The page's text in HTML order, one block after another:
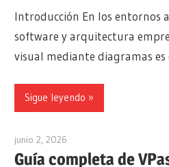
Introducción En los entornos
software y arquitectura
visual mediante diagramas es
Sigue leyendo
junio 2, 2026
Guía completa de